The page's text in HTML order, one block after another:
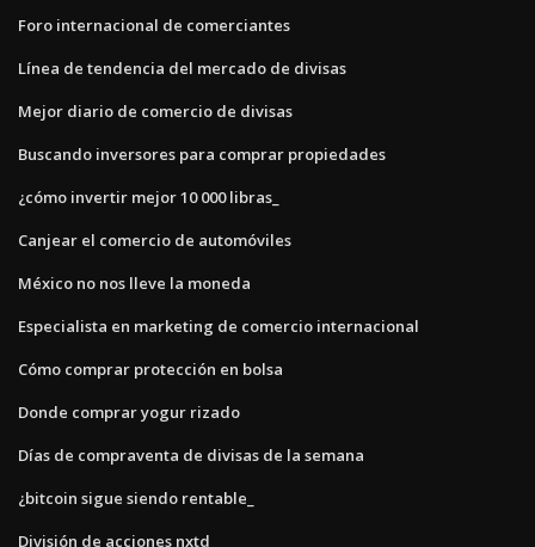
Foro internacional de comerciantes
Línea de tendencia del mercado de divisas
Mejor diario de comercio de divisas
Buscando inversores para comprar propiedades
¿cómo invertir mejor 10 000 libras_
Canjear el comercio de automóviles
México no nos lleve la moneda
Especialista en marketing de comercio internacional
Cómo comprar protección en bolsa
Donde comprar yogur rizado
Días de compraventa de divisas de la semana
¿bitcoin sigue siendo rentable_
División de acciones nxtd